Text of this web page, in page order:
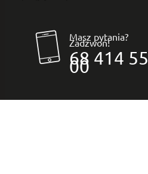
Masz pytania?
Zadzwoń!
68 414 55
00